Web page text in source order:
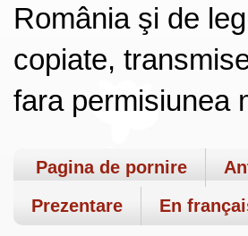
România şi de
copiate,
fara permisiunea
Pagina de pornire
Prezentare
En